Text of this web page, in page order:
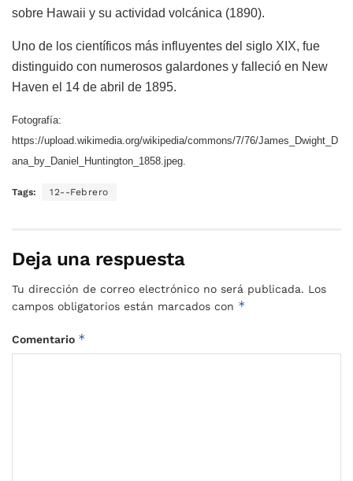
sobre Hawaii y su actividad volcánica (1890).
Uno de los científicos más influyentes del siglo XIX, fue
distinguido con numerosos galardones y falleció en New
Haven el 14 de abril de 1895.
Fotografía:
https://upload.wikimedia.org/wikipedia/commons/7/76/James_Dwight_D
ana_by_Daniel_Huntington_1858.jpeg.
Tags: 12--Febrero
Deja una respuesta
Tu dirección de correo electrónico no será publicada. Los
campos obligatorios están marcados con *
Comentario *